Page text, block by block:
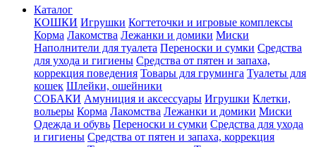
Каталог
КОШКИ Игрушки Когтеточки и игровые комплексы
Корма Лакомства Лежанки и домики Миски
Наполнители для туалета Переноски и сумки Средства
для ухода и гигиены Средства от пятен и запаха,
коррекция поведения Товары для груминга Туалеты для
кошек Шлейки, ошейники
СОБАКИ Амуниция и аксессуары Игрушки Клетки,
вольеры Корма Лакомства Лежанки и домики Миски
Одежда и обувь Переноски и сумки Средства для ухода
и гигиены Средства от пятен и запаха, коррекция